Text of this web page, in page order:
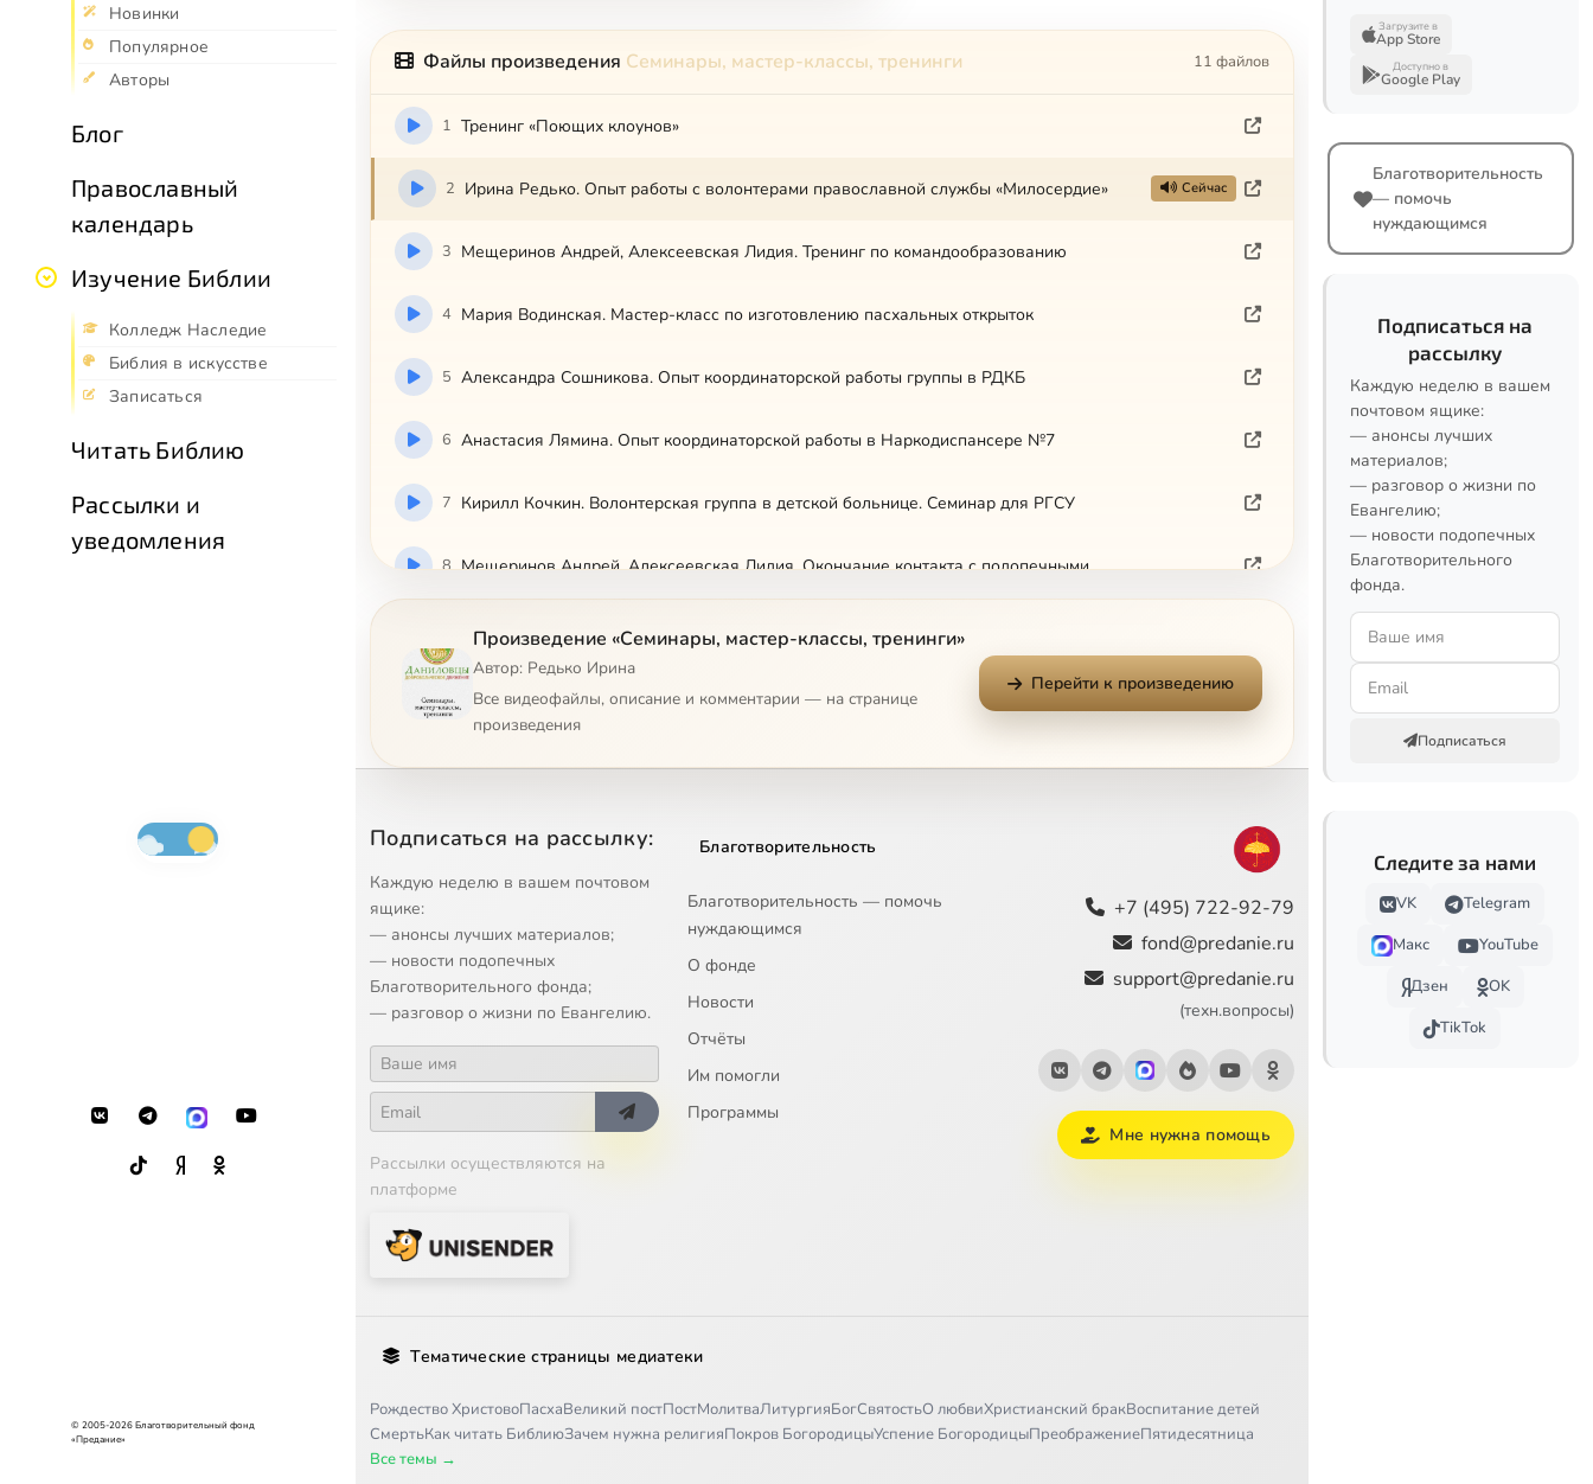
Новинки
Популярное
Авторы
Блог
Православный
календарь
Изучение Библии
Колледж Наследие
Библия в искусстве
Записаться
Читать Библию
Рассылки и
уведомления
© 2005-2026 Благотворительный фонд
«Предание»
Файлы произведения Семинары, мастер-классы, тренинги 11 файлов
1 Тренинг «Поющих клоунов»
2 Ирина Редько. Опыт работы с волонтерами православной службы «Милосердие» Сейчас
3 Мещеринов Андрей, Алексеевская Лидия. Тренинг по командообразованию
4 Мария Водинская. Мастер-класс по изготовлению пасхальных открыток
5 Александра Сошникова. Опыт координаторской работы группы в РДКБ
6 Анастасия Лямина. Опыт координаторской работы в Наркодиспансере №7
7 Кирилл Кочкин. Волонтерская группа в детской больнице. Семинар для РГСУ
8 Мещеринов Андрей, Алексеевская Лидия. Окончание контакта с подопечными
Виктория Невская. Как провести собеседование и отбор волонтеров
Игорь Сумин. Паблик в ВКонтакте
Произведение «Семинары, мастер-классы, тренинги»
Автор: Редько Ирина
Все видеофайлы, описание и комментарии — на странице
произведения
Перейти к произведению
Подписаться на рассылку:
Каждую неделю в вашем почтовом
ящике:
— анонсы лучших материалов;
— новости подопечных
Благотворительного фонда;
— разговор о жизни по Евангелию.
Рассылки осуществляются на
платформе
Благотворительность
Благотворительность — помочь
нуждающимся
О фонде
Новости
Отчёты
Им помогли
Программы
+7 (495) 722-92-79
fond@predanie.ru
support@predanie.ru
(техн.вопросы)
Мне нужна помощь
Тематические страницы медиатеки
Рождество ХристовоПасхаВеликий постПостМолитваЛитургияБогСвятостьО любвиХристианский бракВоспитание детей
СмертьКак читать БиблиюЗачем нужна религияПокров БогородицыУспение БогородицыПреображениеПятидесятница
Все темы →
Загрузите в
App Store
Доступно в
Google Play
Благотворительность
— помочь
нуждающимся
Подписаться на
рассылку
Каждую неделю в вашем
почтовом ящике:
— анонсы лучших
материалов;
— разговор о жизни по
Евангелию;
— новости подопечных
Благотворительного
фонда.
Подписаться
Следите за нами
VK
Telegram
Макс
YouTube
Дзен
OK
TikTok